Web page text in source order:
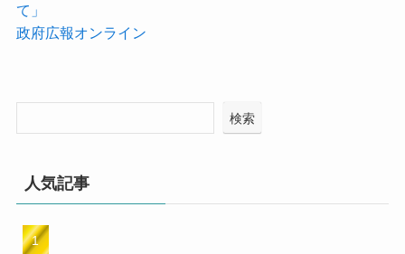
て」
政府広報オンライン
検索
人気記事